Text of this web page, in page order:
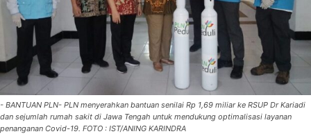
- BANTUAN PLN- PLN menyerahkan bantuan senilai Rp 1,69 miliar ke RSUP Dr Kariadi
dan sejumlah rumah sakit di Jawa Tengah untuk mendukung optimalisasi layanan
penanganan Covid-19. FOTO : IST/ANING KARINDRA